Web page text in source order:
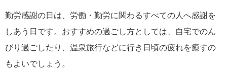
勤労感謝の日は、労働・勤労に関わるすべての人へ感謝を
しあう日です。おすすめの過ごし方としては、自宅でのん
びり過ごしたり、温泉旅行などに行き日頃の疲れを癒すの
もよいでしょう。